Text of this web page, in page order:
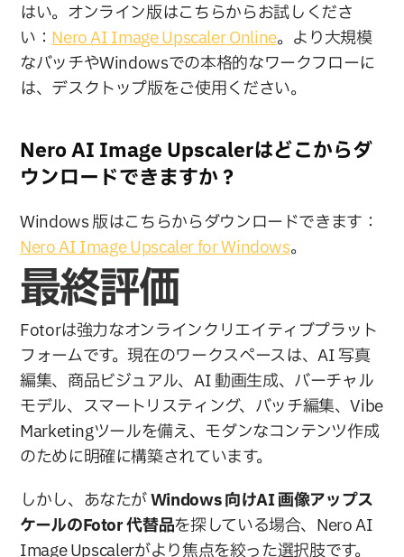
はい。オンライン版はこちらからお試しくださ
い：Nero AI Image Upscaler Online。より大規模
なバッチやWindowsでの本格的なワークフローに
は、デスクトップ版をご使用ください。
Nero AI Image Upscalerはどこからダ
ウンロードできますか？
Windows 版はこちらからダウンロードできます：
Nero AI Image Upscaler for Windows。
最終評価
Fotorは強力なオンラインクリエイティブプラット
フォームです。現在のワークスペースは、AI 写真
編集、商品ビジュアル、AI 動画生成、バーチャル
モデル、スマートリスティング、バッチ編集、Vibe
Marketingツールを備え、モダンなコンテンツ作成
のために明確に構築されています。
しかし、あなたが Windows 向けAI 画像アップス
ケールのFotor 代替品を探している場合、Nero AI
Image Upscalerがより焦点を絞った選択肢です。